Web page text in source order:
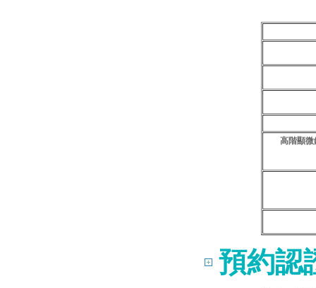
高階顯微
預約認